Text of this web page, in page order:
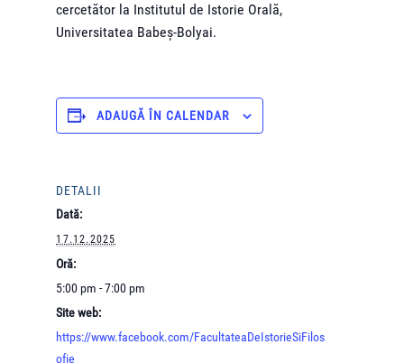
cercetător la Institutul de Istorie Orală,
Universitatea Babeș-Bolyai.
ADAUGĂ ÎN CALENDAR
DETALII
Dată:
17.12.2025
Oră:
5:00 pm - 7:00 pm
Site web:
https://www.facebook.com/FacultateaDeIstorieSiFilos
ofie